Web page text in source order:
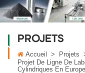
PROJETS
Accueil > Projets
Projet De Ligne De
Cylindriques En Europe